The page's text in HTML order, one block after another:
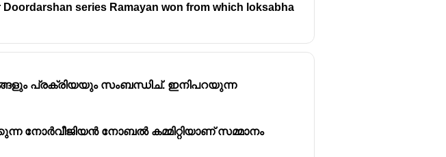
series Ramayan won from which loksabha
പ്രക്രിയയും സംബന്ധിച്. ഇനിപറയുന്ന
നോർവീജിയൻ നോബൽ കമ്മിറ്റിയാണ് സമ്മാനം